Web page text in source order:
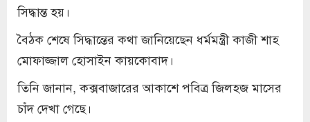
সিদ্ধান্ত হয়।
বৈঠক শেষে সিদ্ধান্তের কথা জানিয়েছেন ধর্মমন্ত্রী কাজী শাহ
মোফাজ্জাল হোসাইন কায়কোবাদ।
তিনি জানান, কক্সবাজারের আকাশে পবিত্র জিলহজ মাসের
চাঁদ দেখা গেছে।